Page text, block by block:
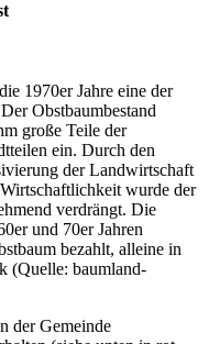
1970er Jahre eine der
Obstbaumbestand
große Teile der
ein. Durch den
der Landwirtschaft
wurde der
verdrängt. Die
und 70er Jahren
bezahlt, alleine in
(Quelle: baumland-
der Gemeinde